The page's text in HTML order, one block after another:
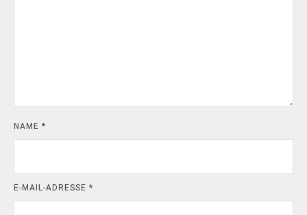
NAME *
E-MAIL-ADRESSE *